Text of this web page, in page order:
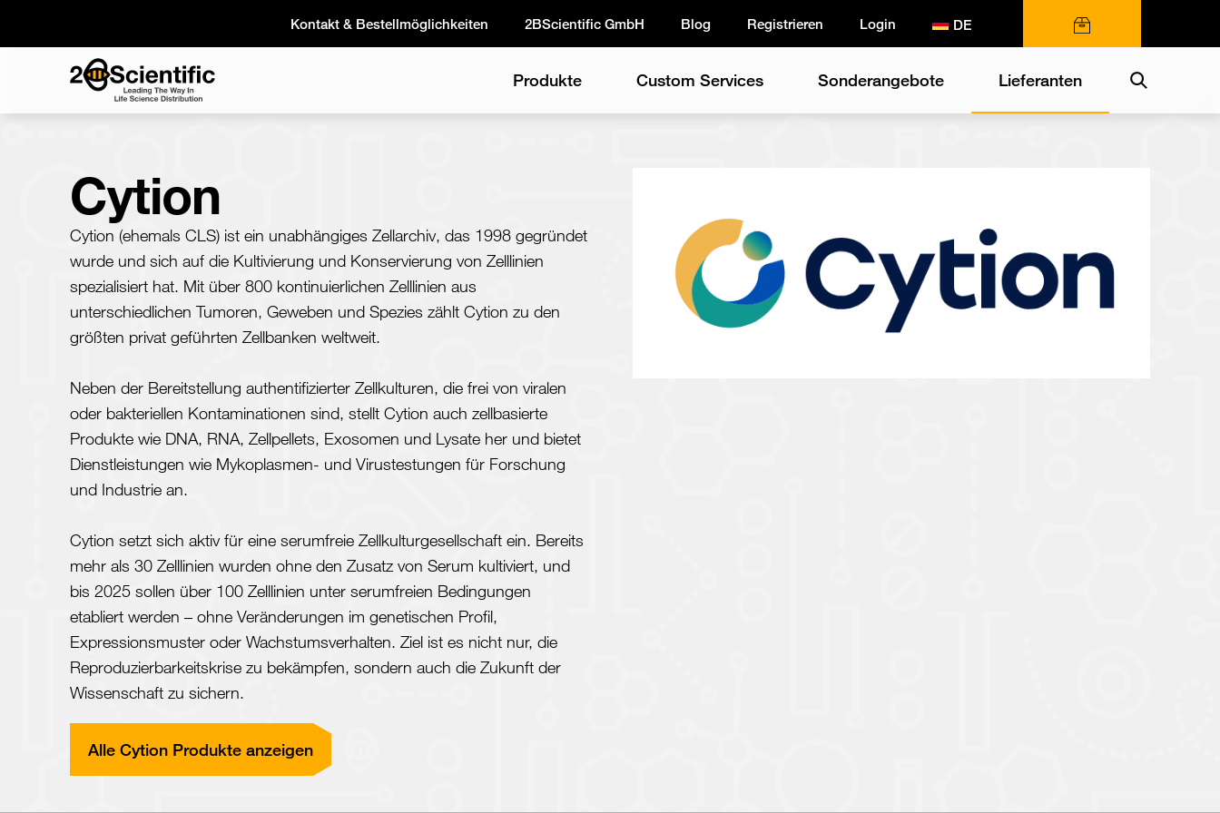
Home
Produkte Custom Services Sonderangebote Lieferanten Search
Kontakt & Bestellmöglichkeiten 2BScientific GmbH Blog Registrieren Login
Cytion
Cytion (ehemals CLS) ist ein unabhängiges Zellarchiv, das 1998 gegründet
wurde und sich auf die Kultivierung und Konservierung von Zelllinien
spezialisiert hat. Mit über 800 kontinuierlichen Zelllinien aus
unterschiedlichen Tumoren, Geweben und Spezies zählt Cytion zu den
größten privat geführten Zellbanken weltweit.
Neben der Bereitstellung authentifizierter Zellkulturen, die frei von viralen
oder bakteriellen Kontaminationen sind, stellt Cytion auch zellbasierte
Produkte wie DNA, RNA, Zellpellets, Exosomen und Lysate her und bietet
Dienstleistungen wie Mykoplasmen- und Virustestungen für Forschung
und Industrie an.
Cytion setzt sich aktiv für eine serumfreie Zellkulturgesellschaft ein. Bereits
mehr als 30 Zelllinien wurden ohne den Zusatz von Serum kultiviert, und
bis 2025 sollen über 100 Zelllinien unter serumfreien Bedingungen
etabliert werden – ohne Veränderungen im genetischen Profil,
Expressionsmuster oder Wachstumsverhalten. Ziel ist es nicht nur, die
Reproduzierbarkeitskrise zu bekämpfen, sondern auch die Zukunft der
Wissenschaft zu sichern.
Alle Cytion Produkte anzeigen